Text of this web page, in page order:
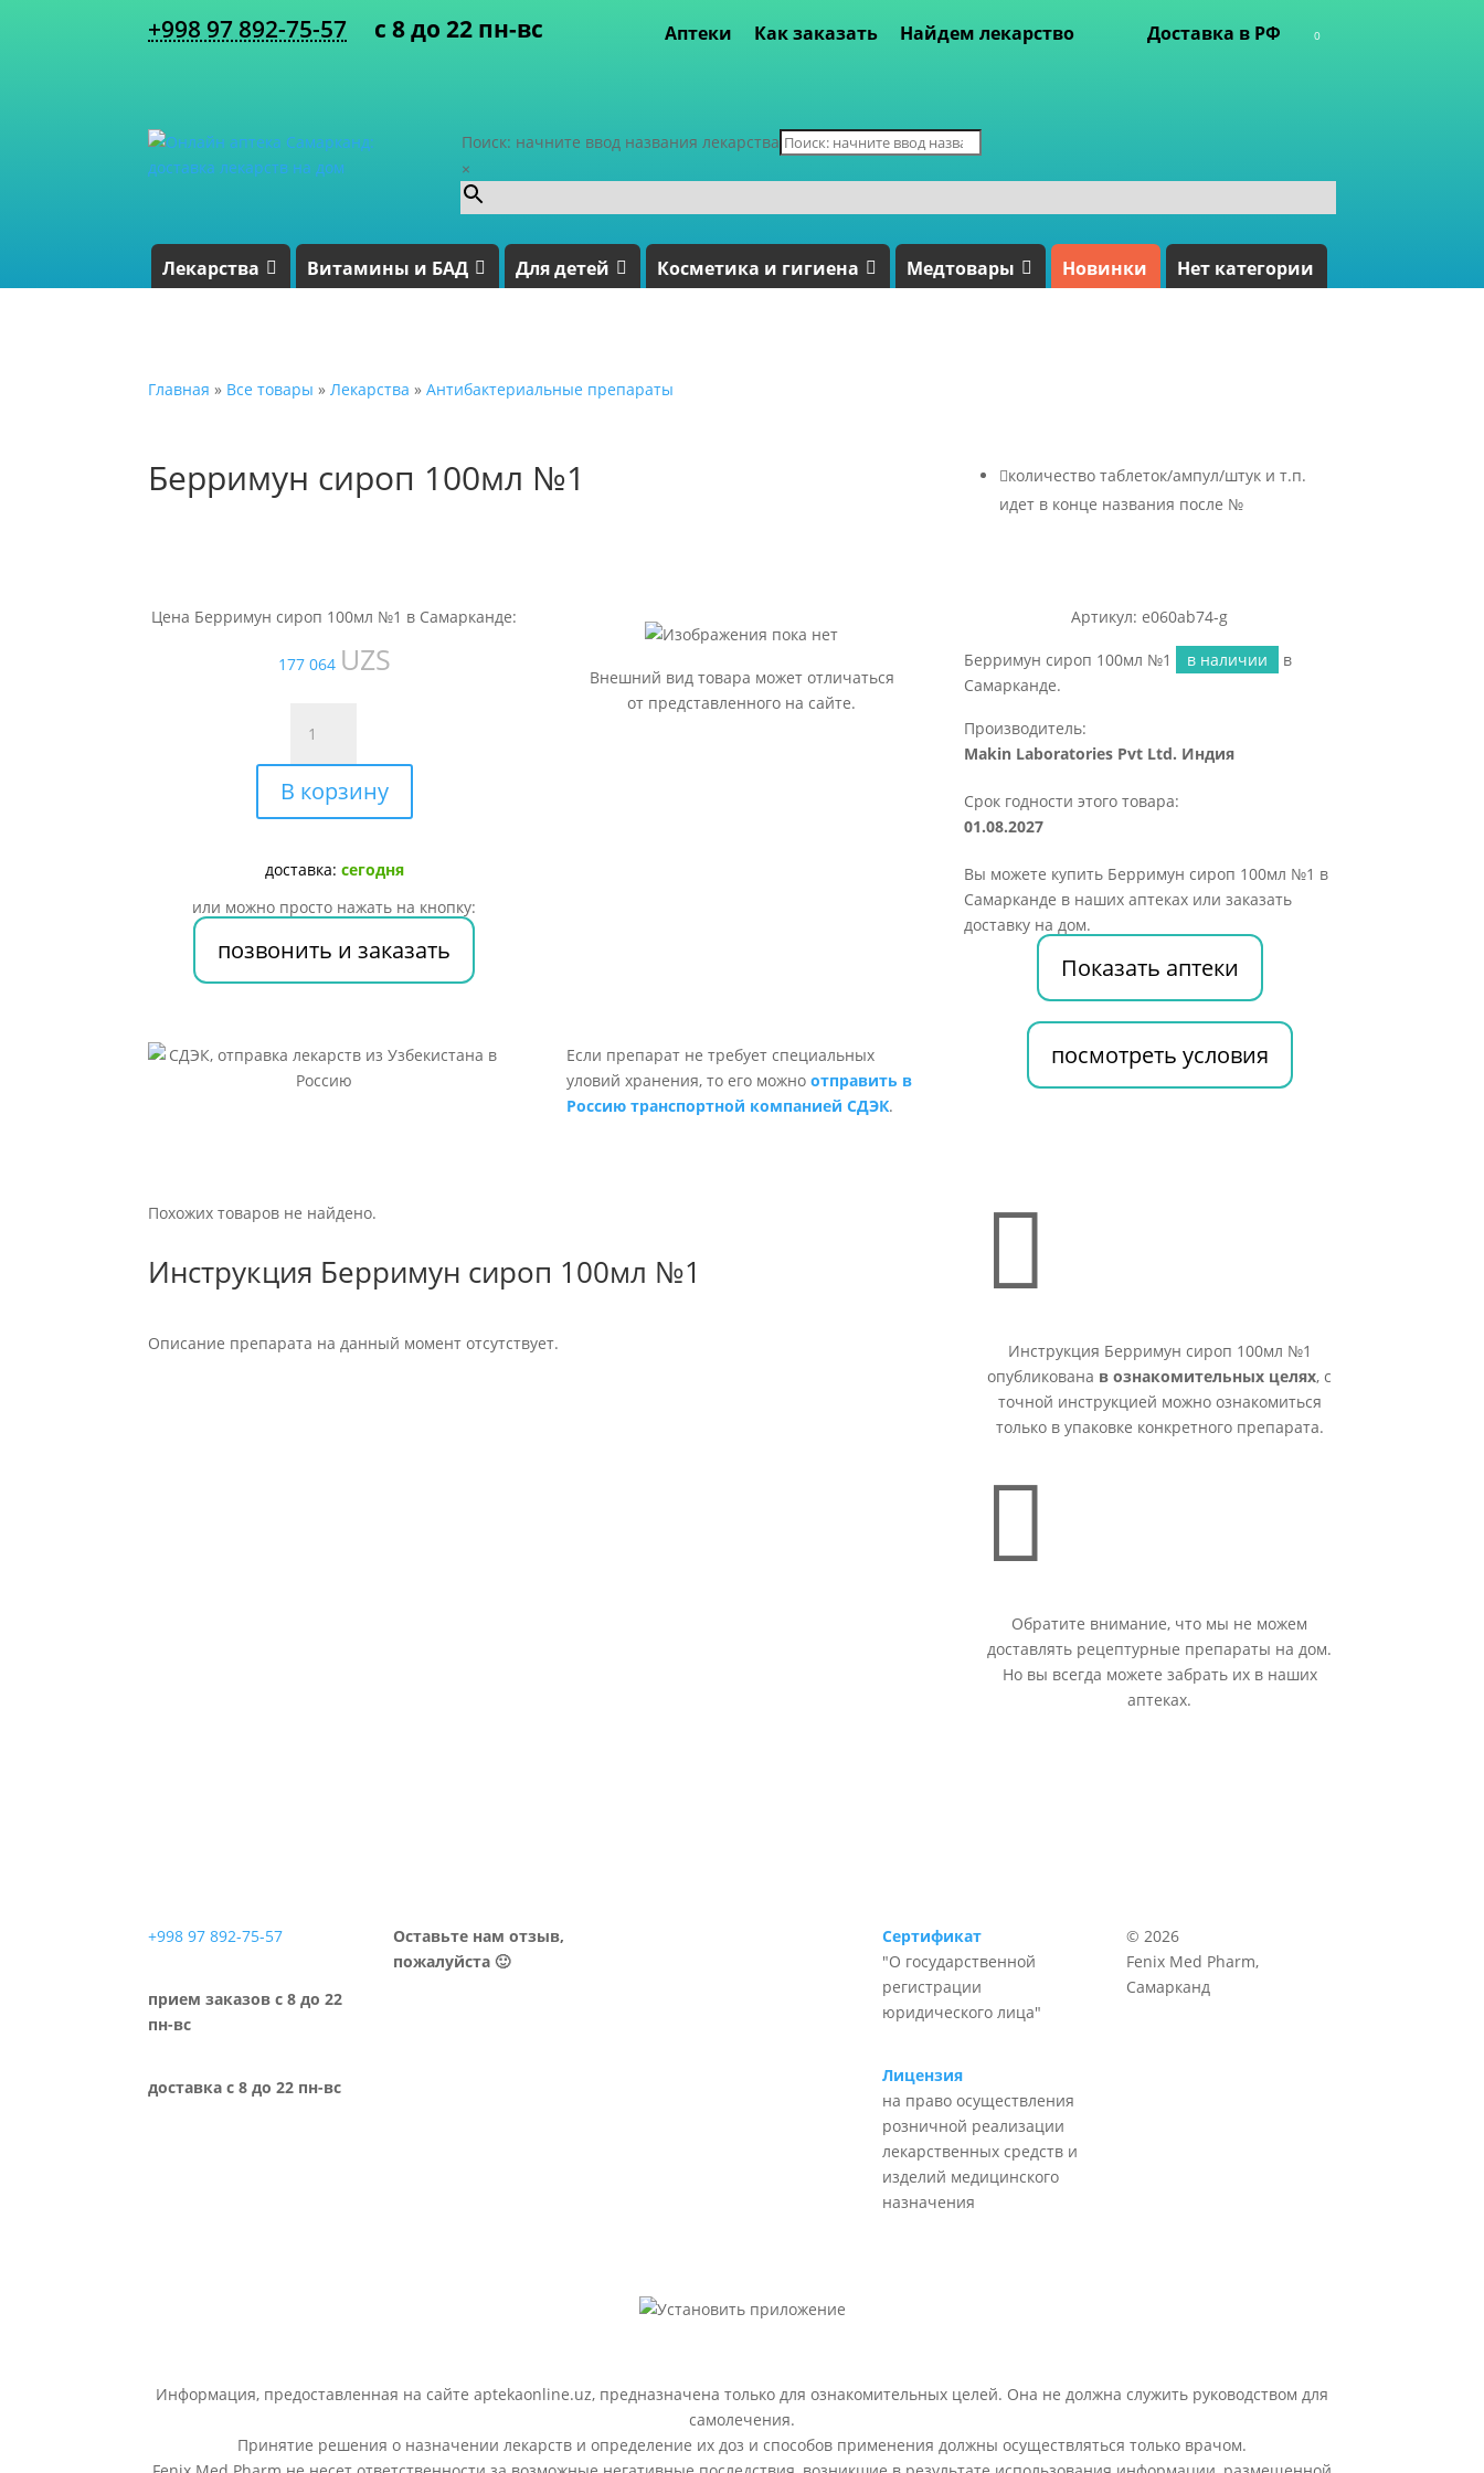
+998 97 892-75-57 с 8 до 22 пн-вс Аптеки Как заказать Найдем лекарство Доставка в РФ 0
Поиск: начните ввод названия лекарства
×
Лекарства Витамины и БАД Для детей Косметика и гигиена Медтовары Новинки Нет категории
Главная » Все товары » Лекарства » Антибактериальные препараты
Берримун сироп 100мл №1 количество таблеток/ампул/штук и т.п.
идет в конце названия после №
Цена Берримун сироп 100мл №1 в Самарканде:
177 064 UZS
товара
Берримун
сироп
100мл
В корзину
доставка: сегодня
или можно просто нажать на кнопку:
позвонить и заказать
Внешний вид товара может отличаться
от представленного на сайте.
Артикул: e060ab74-g
Берримун сироп 100мл №1 в наличии
в
Самарканде.
Производитель:
Makin Laboratories Pvt Ltd. Индия
Срок годности этого товара:
01.08.2027
Вы можете купить Берримун сироп 100мл №1 в
Самарканде в наших аптеках или заказать
доставку на дом.
Показать аптеки
Если препарат не требует специальных
уловий хранения, то его можно отправить в
Россию транспортной компанией СДЭК.
посмотреть условия
Похожих товаров не найдено.
Инструкция Берримун сироп 100мл №1
Описание препарата на данный момент отсутствует.

Инструкция Берримун сироп 100мл №1
опубликована в ознакомительных целях, с
точной инструкцией можно ознакомиться
только в упаковке конкретного препарата.

Обратите внимание, что мы не можем
доставлять рецептурные препараты на дом.
Но вы всегда можете забрать их в наших
аптеках.
+998 97 892-75-57
прием заказов с 8 до 22
пн-вс
доставка с 8 до 22 пн-вс
Оставьте нам отзыв,
пожалуйста 🙂
Сертификат
"О государственной
регистрации
юридического лица"
Лицензия
на право осуществления
розничной реализации
лекарственных средств и
изделий медицинского
назначения
© 2026
Fenix Med Pharm,
Самарканд
Информация, предоставленная на сайте aptekaonline.uz, предназначена только для ознакомительных целей. Она не должна служить руководством для
самолечения.
Принятие решения о назначении лекарств и определение их доз и способов применения должны осуществляться только врачом.